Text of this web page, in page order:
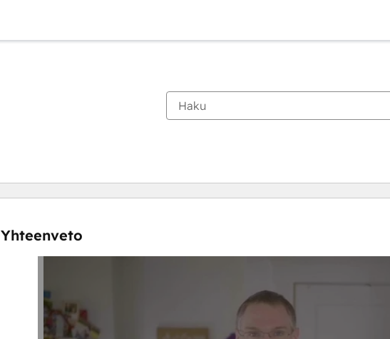
Yhteenveto
käyttämällä
nuolipainikkeita